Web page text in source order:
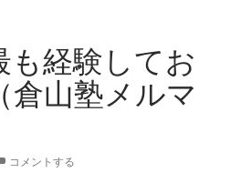
も経験してお
倉山塾メルマ
コメントする